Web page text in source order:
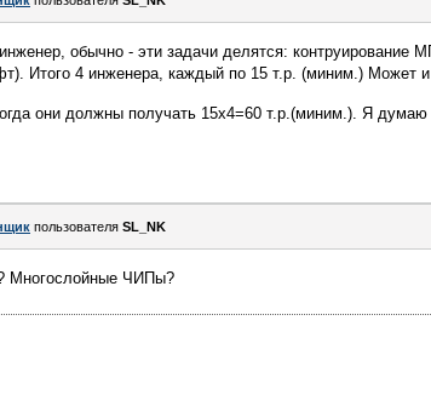
обычно - эти задачи делятся:
Итого 4 инженера, каждый по 15 т.р. (миним.) Может
они должны получать 15х4=60 т.р.(миним.). Я думаю
пользователя SL_NK
Многослойные ЧИПы?